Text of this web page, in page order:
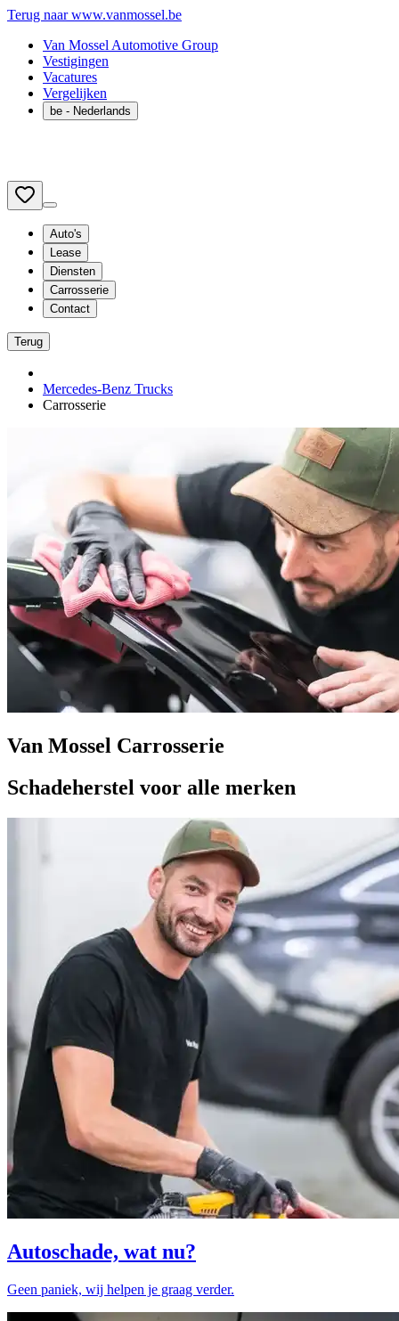
Terug naar www.vanmossel.be
Van Mossel Automotive Group
Vestigingen
Vacatures
Vergelijken
be - Nederlands
Auto's
Lease
Diensten
Carrosserie
Contact
Terug
Mercedes-Benz Trucks
Carrosserie
Van Mossel Carrosserie
Schadeherstel voor alle merken
Autoschade, wat nu?
Geen paniek, wij helpen je graag verder.